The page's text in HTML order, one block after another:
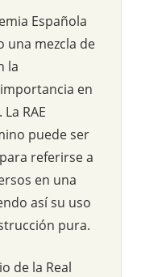
Española
una mezcla de
la
en
RAE
puede ser
referirse a
en una
así su uso
pura.
de la Real